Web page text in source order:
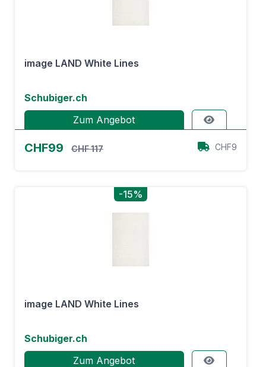
image LAND White Lines
Schubiger.ch
Zum Angebot
CHF99 CHF 117 CHF9
-15%
image LAND White Lines
Schubiger.ch
Zum Angebot